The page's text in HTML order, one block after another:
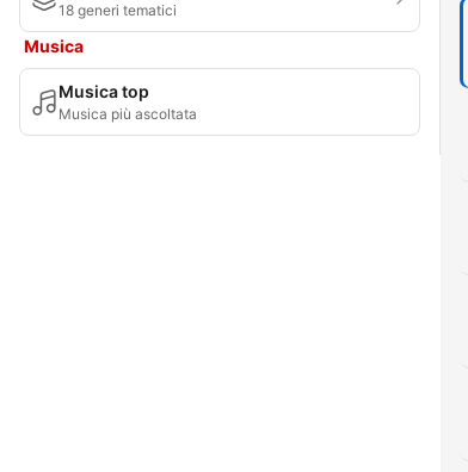
18 generi tematici
Musica
Musica top
Musica più ascoltata